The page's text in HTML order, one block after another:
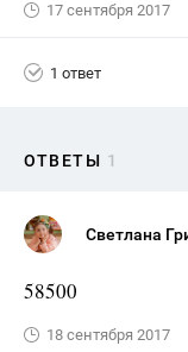
17 сентября 2017
1 ответ
ОТВЕТЫ 1
Светлана
58500
18 сентября 2017